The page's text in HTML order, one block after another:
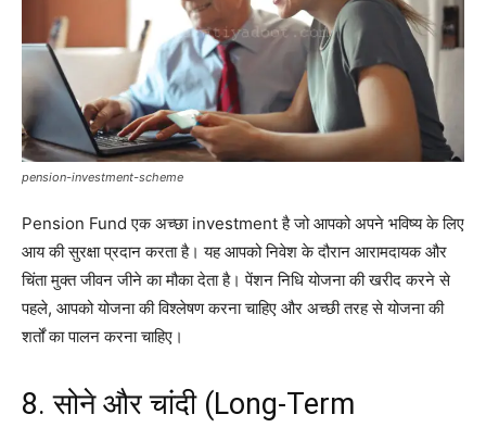
pension-investment-scheme
Pension Fund एक अच्छा investment है जो आपको अपने भविष्य के लिए
आय की सुरक्षा प्रदान करता है। यह आपको निवेश के दौरान आरामदायक और
चिंता मुक्त जीवन जीने का मौका देता है। पेंशन निधि योजना की खरीद करने से
पहले, आपको योजना की विश्लेषण करना चाहिए और अच्छी तरह से योजना की
शर्तों का पालन करना चाहिए।
8. सोने और चांदी (Long-Term